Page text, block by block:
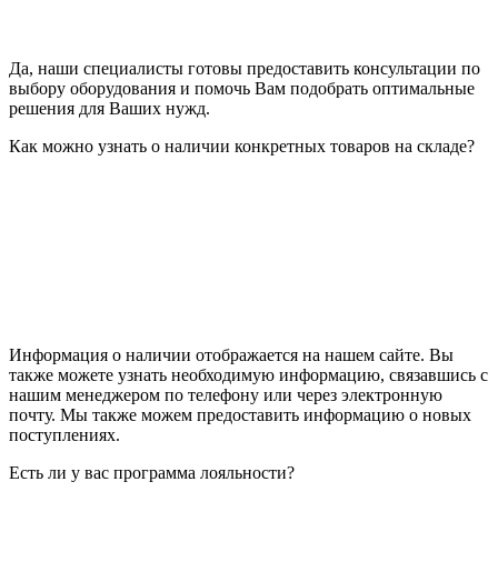
Да, наши специалисты готовы предоставить консультации по
выбору оборудования и помочь Вам подобрать оптимальные
решения для Ваших нужд.
Как можно узнать о наличии конкретных товаров на складе?
Информация о наличии отображается на нашем сайте. Вы
также можете узнать необходимую информацию, связавшись с
нашим менеджером по телефону или через электронную
почту. Мы также можем предоставить информацию о новых
поступлениях.
Есть ли у вас программа лояльности?